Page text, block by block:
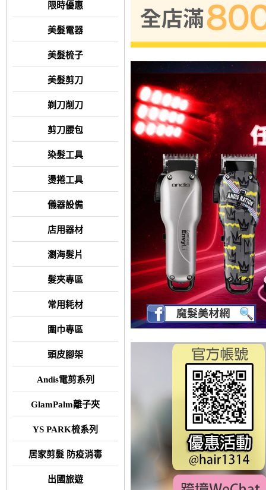
限時優惠
美髮電器
美髮梳子
美髮剪刀
剃刀削刀
剪刀腰包
染髮工具
燙捲工具
儀器設備
店用器材
瀏海髮片
髮夾專區
常用耗材
圍巾專區
頭皮腳架
Andis電剪系列
GlamPalm離子夾
YS PARK梳系列
居家剪髮 防疫消毒
出國旅遊